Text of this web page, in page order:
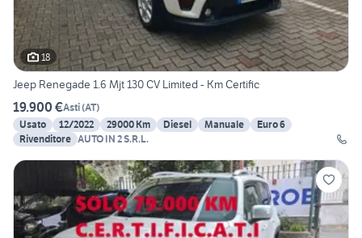
18
Jeep Renegade 1.6 Mjt 130 CV Limited - Km Certific
19.900 €Asti(AT)
Usato
12/2022 29000 Km Diesel Manuale
Euro 6
Rivenditore AUTO IN 2 S.R.L.